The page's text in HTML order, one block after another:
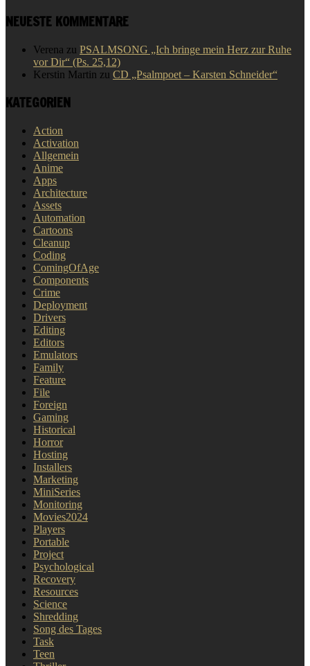
NEUESTE KOMMENTARE
Verena zu PSALMSONG „Ich bringe mein Herz zur Ruhe
vor Dir“ (Ps. 25,12)
Kerstin Martin zu CD „Psalmpoet – Karsten Schneider“
KATEGORIEN
Action
Activation
Allgemein
Anime
Apps
Architecture
Assets
Automation
Cartoons
Cleanup
Coding
ComingOfAge
Components
Crime
Deployment
Drivers
Editing
Editors
Emulators
Family
Feature
File
Foreign
Gaming
Historical
Horror
Hosting
Installers
Marketing
MiniSeries
Monitoring
Movies2024
Players
Portable
Project
Psychological
Recovery
Resources
Science
Shredding
Song des Tages
Task
Teen